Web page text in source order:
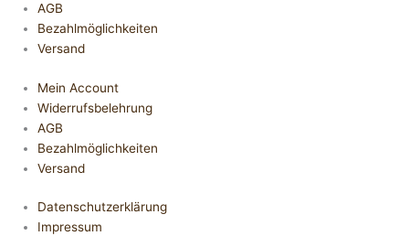
AGB
Bezahlmöglichkeiten
Versand
Mein Account
Widerrufsbelehrung
AGB
Bezahlmöglichkeiten
Versand
Datenschutzerklärung
Impressum